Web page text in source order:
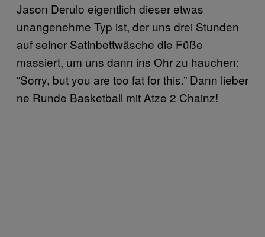
Jason Derulo eigentlich dieser etwas
unangenehme Typ ist, der uns drei Stunden
auf seiner Satinbettwäsche die Füße
massiert, um uns dann ins Ohr zu hauchen:
“Sorry, but you are too fat for this.” Dann lieber
ne Runde Basketball mit Atze 2 Chainz!